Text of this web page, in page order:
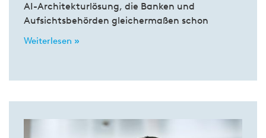
AI-Architekturlösung, die Banken und
Aufsichtsbehörden gleichermaßen schon
Weiterlesen »